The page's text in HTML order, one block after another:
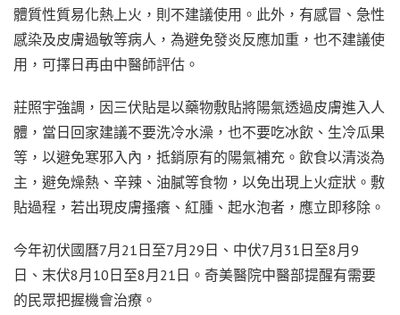
體質性質易化熱上火，則不建議使用。此外，有感冒、急性
感染及皮膚過敏等病人，為避免發炎反應加重，也不建議使
用，可擇日再由中醫師評估。
莊照宇強調，因三伏貼是以藥物敷貼將陽氣透過皮膚進入人
體，當日回家建議不要洗冷水澡，也不要吃冰飲、生冷瓜果
等，以避免寒邪入內，抵銷原有的陽氣補充。飲食以清淡為
主，避免燥熱、辛辣、油膩等食物，以免出現上火症狀。敷
貼過程，若出現皮膚搔癢、紅腫、起水泡者，應立即移除。
今年初伏國曆7月21日至7月29日、中伏7月31日至8月9
日、末伏8月10日至8月21日。奇美醫院中醫部提醒有需要
的民眾把握機會治療。